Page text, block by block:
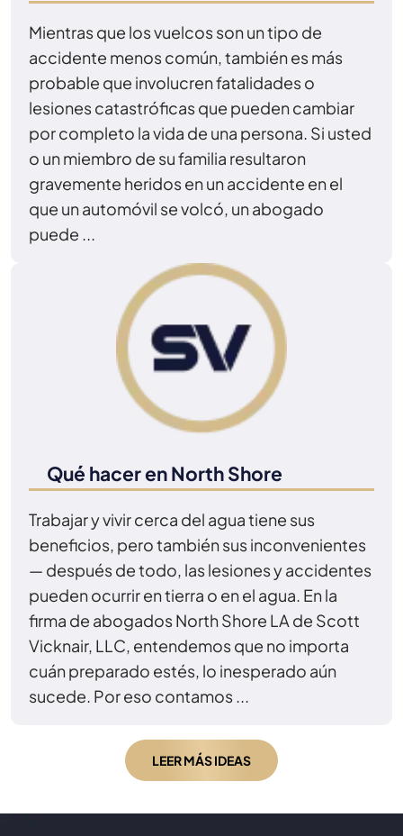
Mientras que los vuelcos son un tipo de
accidente menos común, también es más
probable que involucren fatalidades o
lesiones catastróficas que pueden cambiar
por completo la vida de una persona. Si usted
o un miembro de su familia resultaron
gravemente heridos en un accidente en el
que un automóvil se volcó, un abogado
puede ...
Qué hacer en North Shore
Trabajar y vivir cerca del agua tiene sus
beneficios, pero también sus inconvenientes
— después de todo, las lesiones y accidentes
pueden ocurrir en tierra o en el agua. En la
firma de abogados North Shore LA de Scott
Vicknair, LLC, entendemos que no importa
cuán preparado estés, lo inesperado aún
sucede. Por eso contamos ...
LEER MÁS IDEAS